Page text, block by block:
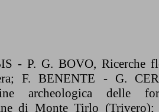
- P. G. BOVO, Ricerche
F. BENENTE - G.
archeologica delle
di Monte Tirlo (Trivero);